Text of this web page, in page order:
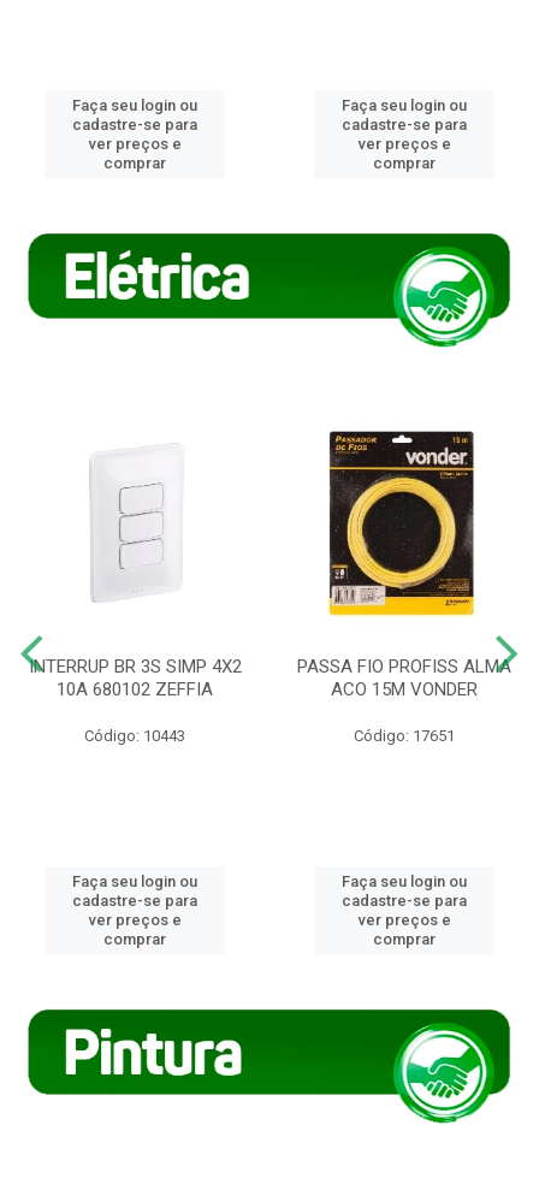
Faça seu login ou
cadastre-se para
ver preços e
comprar
Faça seu login ou
cadastre-se para
ver preços e
comprar
INTERRUP BR 3S SIMP 4X2
10A 680102 ZEFFIA
Código: 10443
Faça seu login ou
cadastre-se para
ver preços e
comprar
PASSA FIO PROFISS ALMA
ACO 15M VONDER
Código: 17651
Faça seu login ou
cadastre-se para
ver preços e
comprar